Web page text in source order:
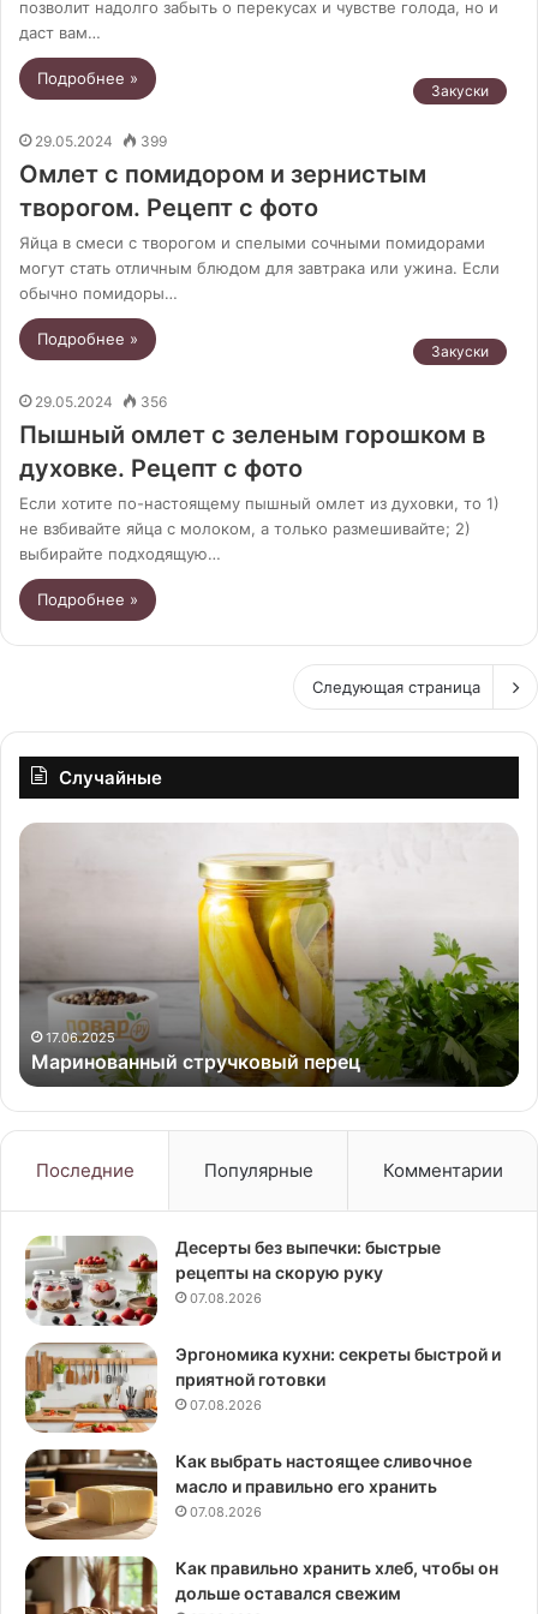
позволит надолго забыть о перекусах и чувстве голода, но и
даст вам…
Подробнее »
Закуски
29.05.2024 399
Омлет с помидором и зернистым
творогом. Рецепт с фото
Яйца в смеси с творогом и спелыми сочными помидорами
могут стать отличным блюдом для завтрака или ужина. Если
обычно помидоры…
Подробнее »
Закуски
29.05.2024 356
Пышный омлет с зеленым горошком в
духовке. Рецепт с фото
Если хотите по-настоящему пышный омлет из духовки, то 1)
не взбивайте яйца с молоком, а только размешивайте; 2)
выбирайте подходящую…
Подробнее »
Следующая страница
Случайные
Маринованный
17.06.2025
Маринованный стручковый перец
Последние Популярные Комментарии
Десерты без выпечки: быстрые
рецепты на скорую руку
07.08.2026
Эргономика кухни: секреты быстрой и
приятной готовки
07.08.2026
Как выбрать настоящее сливочное
масло и правильно его хранить
07.08.2026
Как правильно хранить хлеб, чтобы он
дольше оставался свежим